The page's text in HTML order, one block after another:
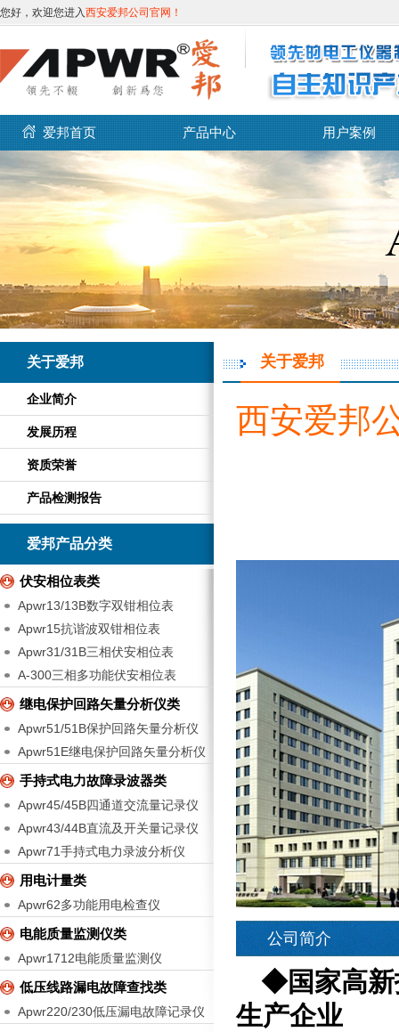
您好，欢迎您进入西安爱邦公司官网！
爱邦首页 产品中心 用户案例
关于爱邦
企业简介
发展历程
资质荣誉
产品检测报告
爱邦产品分类
伏安相位表类
Apwr13/13B数字双钳相位表
Apwr15抗谐波双钳相位表
Apwr31/31B三相伏安相位表
A-300三相多功能伏安相位表
继电保护回路矢量分析仪类
Apwr51/51B保护回路矢量分析仪
Apwr51E继电保护回路矢量分析仪
手持式电力故障录波器类
Apwr45/45B四通道交流量记录仪
Apwr43/44B直流及开关量记录仪
Apwr71手持式电力录波分析仪
用电计量类
Apwr62多功能用电检查仪
电能质量监测仪类
Apwr1712电能质量监测仪
低压线路漏电故障查找类
Apwr220/230低压漏电故障记录仪
关于爱邦
西安爱邦
公司简介
◆国家高
生产企业